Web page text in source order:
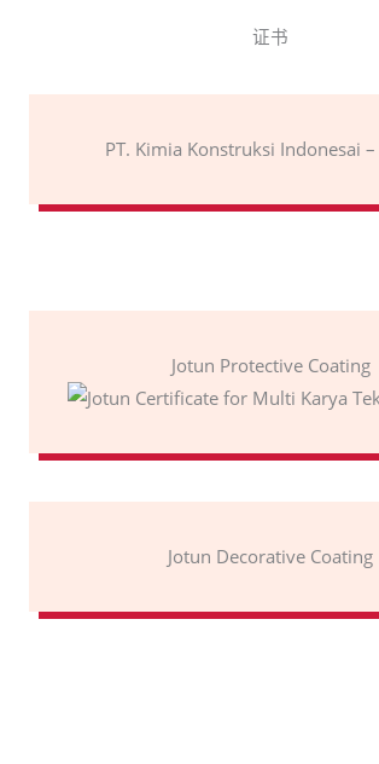
证书
PT. Kimia Konstruksi Indonesai
Jotun Protective Coating
Jotun Decorative Coating